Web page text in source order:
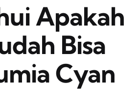
Apakah
Bisa
Cyan